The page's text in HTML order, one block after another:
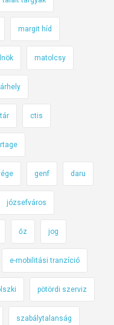
margit híd
matolcsy
ctis
genf daru
józsefváros
őz jog
e-mobilitási tranzíció
pötördi szerviz
szabálytalanság